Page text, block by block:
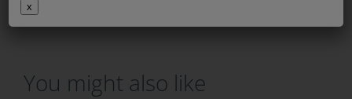
You might also like
x